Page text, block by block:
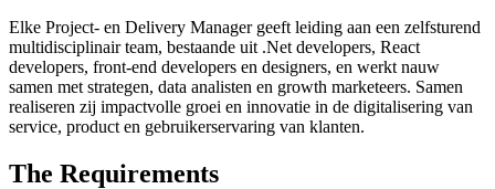
Elke Project- en Delivery Manager geeft leiding aan een zelfsturend
multidisciplinair team, bestaande uit .Net developers, React
developers, front-end developers en designers, en werkt nauw
samen met strategen, data analisten en growth marketeers. Samen
realiseren zij impactvolle groei en innovatie in de digitalisering van
service, product en gebruikerservaring van klanten.
The Requirements